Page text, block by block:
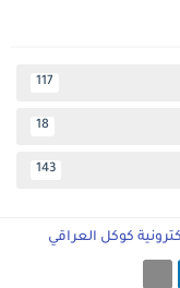
117
18
143
كوكل العراقي